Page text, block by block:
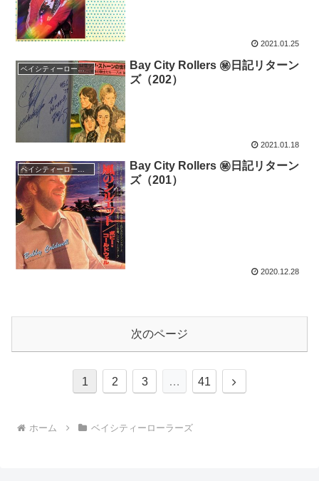
2021.01.25
ベイシティーローラーズ
Bay City Rollers ㊙日記リターン
ズ（202）
2021.01.18
Bay City Rollers ㊙日記リターン
ズ（201）
2020.12.28
次のページ
1 2 3 … 41
次
ホーム ベイシティーローラーズ